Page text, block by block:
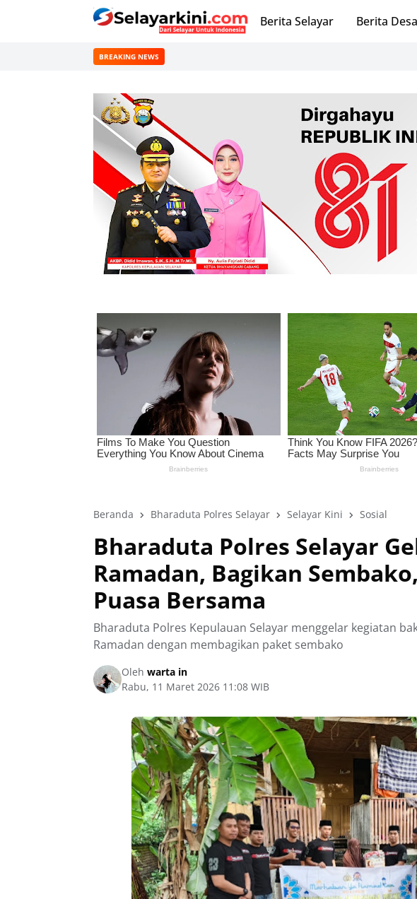
Berita Selayar Berita Desa
BREAKING NEWS
Beranda Bharaduta Polres Selayar Selayar Kini Sosial
‎Bharaduta Polres Selayar
Ramadan, Bagikan
Puasa Bersama ‎
Bharaduta Polres Kepulauan Selayar menggelar kegiatan
Ramadan dengan membagikan paket sembako
Oleh warta in
Rabu, 11 Maret 2026 11:08 WIB